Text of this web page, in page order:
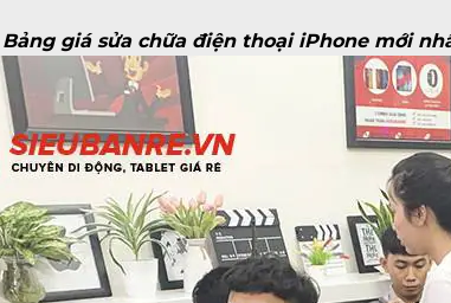
Bảng giá sửa chữa điện thoại iPhone mới